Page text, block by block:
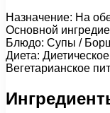
Назначение: На
Основной
Блюдо: Супы /
Диета:
Вегетарианское